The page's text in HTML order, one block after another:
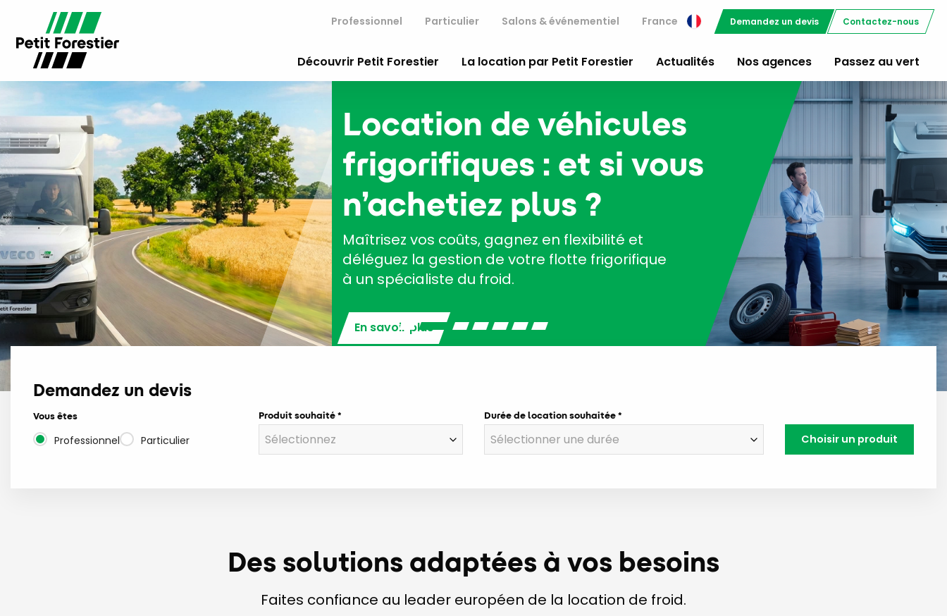
Professionnel Particulier Salons & événementiel France Demandez un devis Contactez-nous
Découvrir Petit Forestier La location par Petit Forestier Actualités Nos agences Passez au vert
Location de véhicules
frigorifiques : et si vous
n’achetiez plus ?
Maîtrisez vos coûts, gagnez en flexibilité et
déléguez la gestion de votre flotte frigorifique
à un spécialiste du froid.
En savoir plus
Demandez un devis
Vous êtes
Professionnel Particulier
Produit souhaité Durée de location souhaitée
Choisir un produit
Des solutions adaptées à vos besoins
Faites confiance au leader européen de la location de froid.